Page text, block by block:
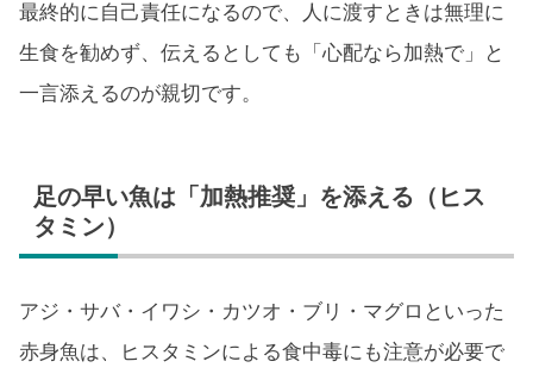
最終的に自己責任になるので、人に渡すときは無理に
生食を勧めず、伝えるとしても「心配なら加熱で」と
一言添えるのが親切です。
足の早い魚は「加熱推奨」を添える（ヒス
タミン）
アジ・サバ・イワシ・カツオ・ブリ・マグロといった
赤身魚は、ヒスタミンによる食中毒にも注意が必要で